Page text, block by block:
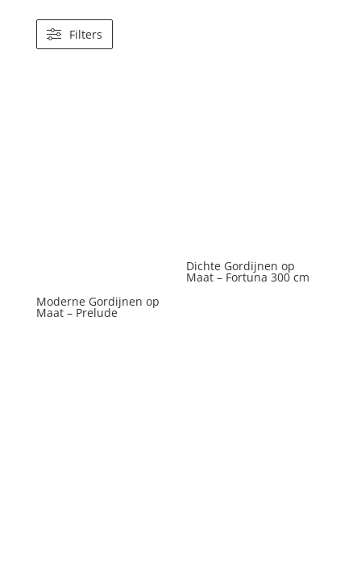
Filters
Moderne Gordijnen op
Maat – Prelude
Dichte Gordijnen op
Maat – Fortuna 300 cm